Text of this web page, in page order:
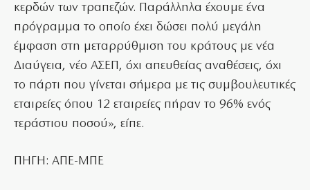
κερδών των τραπεζών. Παράλληλα έχουμε ένα
πρόγραμμα το οποίο έχει δώσει πολύ μεγάλη
έμφαση στη μεταρρύθμιση του κράτους με νέα
Διαύγεια, νέο ΑΣΕΠ, όχι απευθείας αναθέσεις, όχι
το πάρτι που γίνεται σήμερα με τις συμβουλευτικές
εταιρείες όπου 12 εταιρείες πήραν το 96% ενός
τεράστιου ποσού», είπε.
ΠΗΓΗ: ΑΠΕ-ΜΠΕ